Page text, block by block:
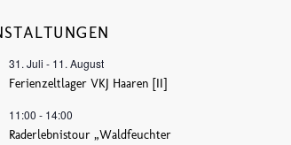
31. Juli - 11. August
Ferienzeltlager VKJ Haaren [II]
11:00 - 14:00
Raderlebnistour „Waldfeuchter